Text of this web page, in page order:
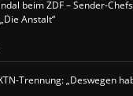
beim ZDF – Sender-
Anstalt“
Trennung: „Deswegen